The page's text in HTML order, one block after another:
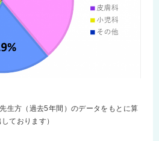
生方（過去5年間）のデータをもとに算
しております）